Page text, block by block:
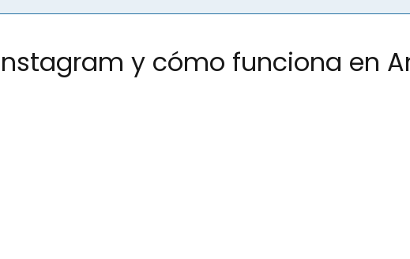
y cómo funciona en